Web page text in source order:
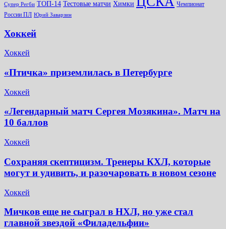
Супер Регби ТОП-14 Тестовые матчи Химки
Чемпионат
России ПЛ Юрий Заварзин
Хоккей
Хоккей
«Птичка» приземлилась в Петербурге
Хоккей
«Легендарный матч Сергея Мозякина». Матч на
10 баллов
Хоккей
Сохраняя скептицизм. Тренеры КХЛ, которые
могут и удивить, и разочаровать в новом сезоне
Хоккей
Мичков еще не сыграл в НХЛ, но уже стал
главной звездой «Филадельфии»